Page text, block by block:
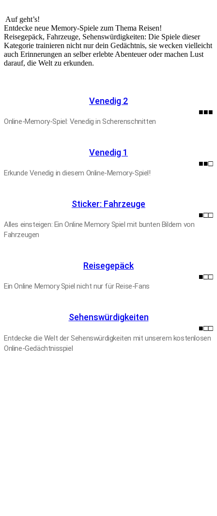
Auf geht’s!
Entdecke neue Memory-Spiele zum Thema Reisen!
Reisegepäck, Fahrzeuge, Sehenswürdigkeiten: Die Spiele dieser
Kategorie trainieren nicht nur dein Gedächtnis, sie wecken vielleicht
auch Erinnerungen an selber erlebte Abenteuer oder machen Lust
darauf, die Welt zu erkunden.
Venedig 2
■■■
Online-Memory-Spiel: Venedig in Scherenschnitten
Venedig 1
■■□
Erkunde Venedig in diesem Online-Memory-Spiel!
Sticker: Fahrzeuge
■□□
Alles einsteigen: Ein Online Memory Spiel mit bunten Bildern von
Fahrzeugen
Reisegepäck
■□□
Ein Online Memory Spiel nicht nur für Reise-Fans
Sehenswürdigkeiten
■□□
Entdecke die Welt der Sehenswürdigkeiten mit unserem kostenlosen
Online-Gedächtnisspiel